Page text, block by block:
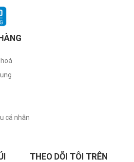
cá nhân
THEO DÕI TÔI TRÊN